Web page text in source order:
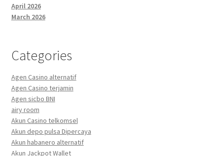
April 2026
March 2026
Categories
Agen Casino alternatif
Agen Casino terjamin
Agen sicbo BNI
airy room
Akun Casino telkomsel
Akun depo pulsa Dipercaya
Akun habanero alternatif
Akun Jackpot Wallet